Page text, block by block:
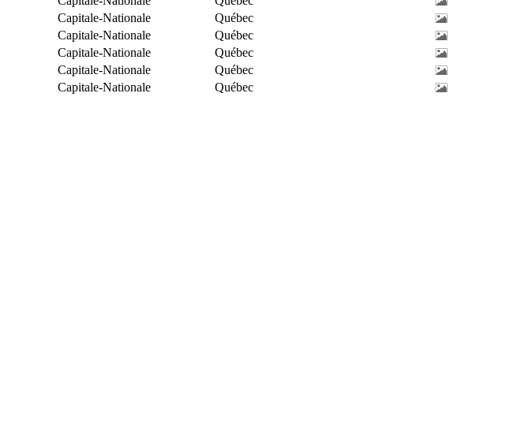
Capitale-Nationale
Québec
Capitale-Nationale
Québec
Capitale-Nationale
Québec
Capitale-Nationale
Québec
Capitale-Nationale Québec